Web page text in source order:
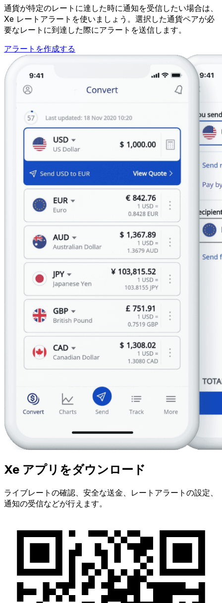
通貨が特定のレートに達した時に通知を受信したい場合は、
Xe レートアラートを使いましょう。選択した通貨ペアが必
要なレートに到達した際にアラートを送信します。
アラートを作成する
Xe アプリをダウンロード
ライブレートの確認、安全な送金、レートアラートの設定、
通知の受信などが行えます。